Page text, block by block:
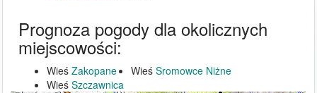
Prognoza pogody dla okolicznych
miejscowości:
Wieś Zakopane Wieś Sromowce Niżne
Wieś Szczawnica